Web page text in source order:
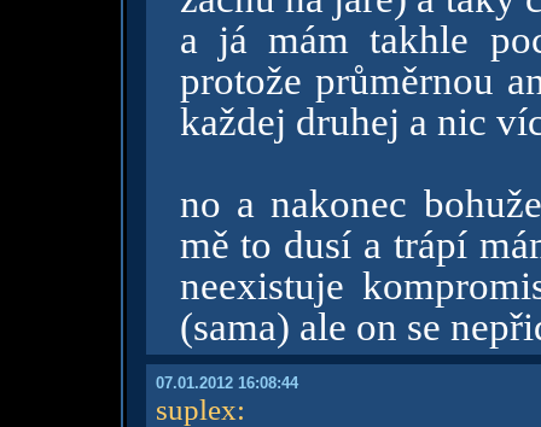
a já mám takhle
protože průměrnou
každej druhej a nic
no a nakonec
mě to dusí a trápí
neexistuje
(sama) ale on se
07.01.2012 16:08:44
suplex: